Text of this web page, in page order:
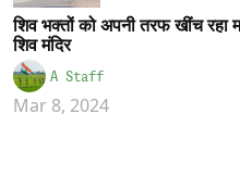
शिव भक्तों को अपनी तरफ खींच रहा
शिव मंदिर
A Staff
Mar 8, 2024